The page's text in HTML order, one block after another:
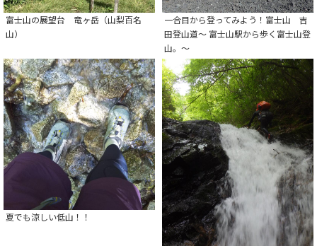
富士山の展望台 竜ヶ岳（山梨百名
山）
一合目から登ってみよう！富士山 吉
田登山道～ 富士山駅から歩く富士山登
山。～
夏でも涼しい低山！！